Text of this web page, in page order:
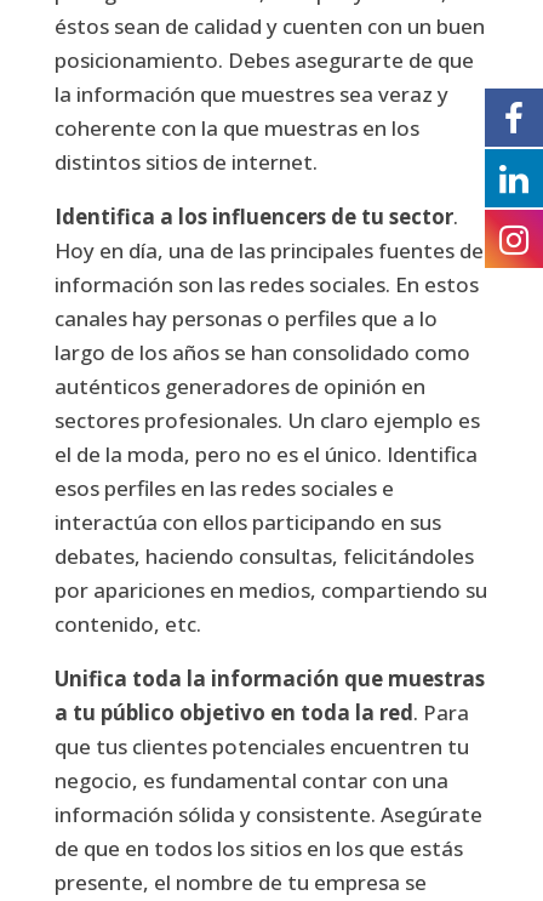
éstos sean de calidad y cuenten con un buen
posicionamiento. Debes asegurarte de que
la información que muestres sea veraz y
coherente con la que muestras en los
distintos sitios de internet.
Identifica a los influencers de tu sector.
Hoy en día, una de las principales fuentes de
información son las redes sociales. En estos
canales hay personas o perfiles que a lo
largo de los años se han consolidado como
auténticos generadores de opinión en
sectores profesionales. Un claro ejemplo es
el de la moda, pero no es el único. Identifica
esos perfiles en las redes sociales e
interactúa con ellos participando en sus
debates, haciendo consultas, felicitándoles
por apariciones en medios, compartiendo su
contenido, etc.
Unifica toda la información que muestras
a tu público objetivo en toda la red. Para
que tus clientes potenciales encuentren tu
negocio, es fundamental contar con una
información sólida y consistente. Asegúrate
de que en todos los sitios en los que estás
presente, el nombre de tu empresa se